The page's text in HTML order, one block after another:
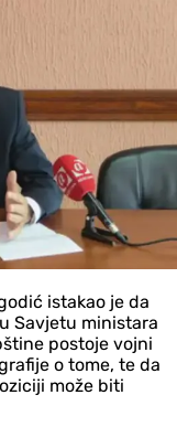
istakao je da
Savjetu ministara
postoje vojni
o tome, te da
može biti